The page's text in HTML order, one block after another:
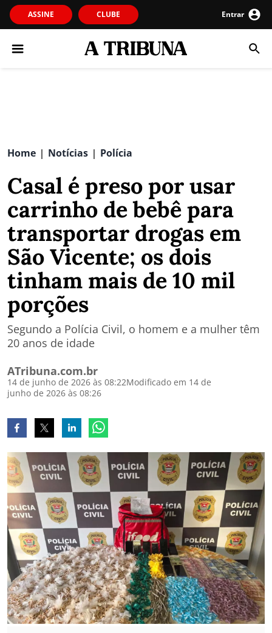
ASSINE CLUBE Entrar
Home | Notícias | Polícia
Casal é preso por usar
carrinho de bebê para
transportar drogas em
São Vicente; os dois
tinham mais de 10 mil
porções
Segundo a Polícia Civil, o homem e a mulher têm
20 anos de idade
ATribuna.com.br
14 de junho de 2026 às 08:22Modificado em 14 de
junho de 2026 às 08:26